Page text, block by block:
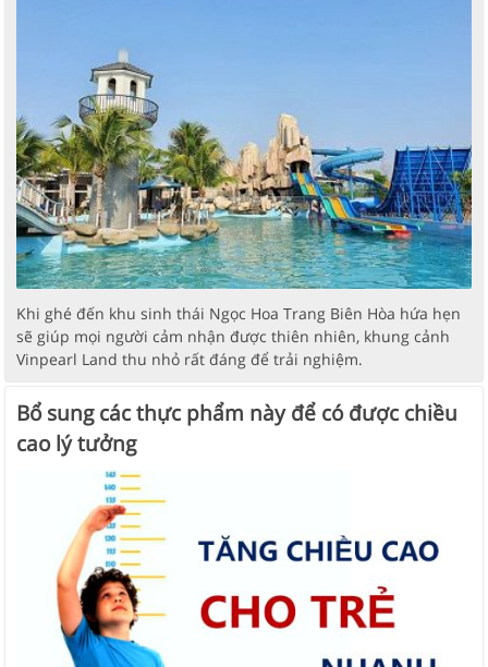
Khi ghé đến khu sinh thái Ngọc Hoa Trang Biên Hòa hứa hẹn
sẽ giúp mọi người cảm nhận được thiên nhiên, khung cảnh
Vinpearl Land thu nhỏ rất đáng để trải nghiệm.
Bổ sung các thực phẩm này để có được chiều
cao lý tưởng